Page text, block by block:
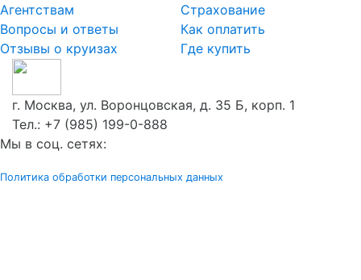
Агентствам
Вопросы и ответы
Отзывы о круизах
Страхование
Как оплатить
Где купить
г. Москва, ул. Воронцовская, д. 35 Б, корп. 1
Тел.: +7 (985) 199-0-888
Мы в соц. сетях:
Политика обработки персональных данных